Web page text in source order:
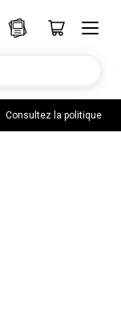
Consultez la politique